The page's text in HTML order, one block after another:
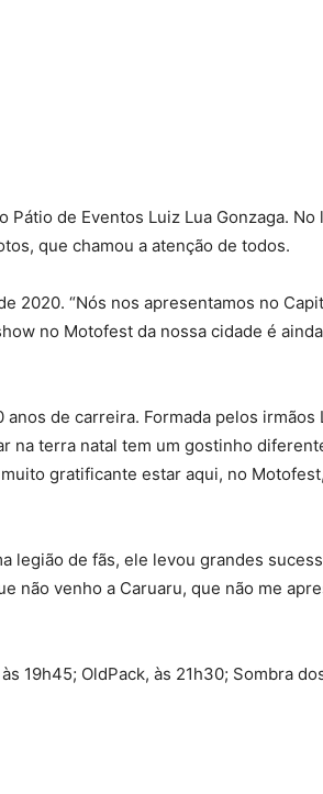
de Eventos Luiz Lua Gonzaga. No
que chamou a atenção de todos.
2020. “Nós nos apresentamos no
no Motofest da nossa cidade é
de carreira. Formada pelos irmãos
na terra natal tem um gostinho
gratificante estar aqui, no
legião de fãs, ele levou grandes
não venho a Caruaru, que não me
19h45; OldPack, às 21h30; Sombra